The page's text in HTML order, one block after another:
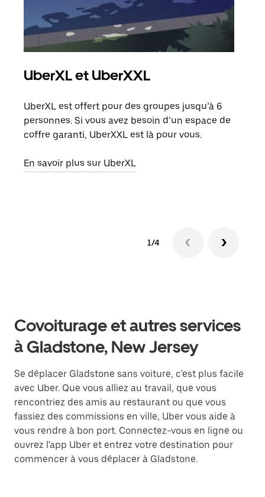
UberXL et UberXXL
UberXL est offert pour des groupes jusqu’à 6
personnes. Si vous avez besoin d’un espace de
coffre garanti, UberXXL est là pour vous.
En savoir plus sur UberXL
1/4
Covoiturage et autres services
à Gladstone, New Jersey
Se déplacer Gladstone sans voiture, c'est plus facile
avec Uber. Que vous alliez au travail, que vous
rencontriez des amis au restaurant ou que vous
fassiez des commissions en ville, Uber vous aide à
vous rendre à bon port. Connectez-vous en ligne ou
ouvrez l'app Uber et entrez votre destination pour
commencer à vous déplacer à Gladstone.